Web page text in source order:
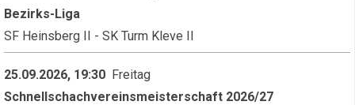
Bezirks-Liga
SF Heinsberg II - SK Turm Kleve II
25.09.2026, 19:30 Freitag
Schnellschachvereinsmeisterschaft 2026/27